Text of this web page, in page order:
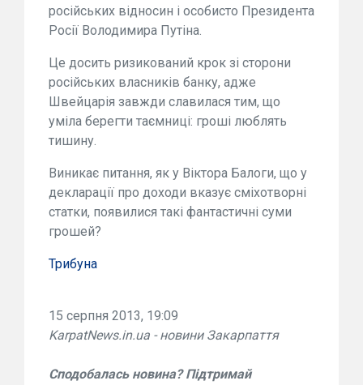
російських відносин і особисто Президента
Росії Володимира Путіна.
Це досить ризикований крок зі сторони
російських власників банку, адже
Швейцарія завжди славилася тим, що
уміла берегти таємниці: гроші люблять
тишину.
Виникає питання, як у Віктора Балоги, що у
декларації про доходи вказує сміхотворні
статки, появилися такі фантастичні суми
грошей?
Трибуна
15 серпня 2013, 19:09
KarpatNews.in.ua - новини Закарпаття
Сподобалась новина? Підтримай